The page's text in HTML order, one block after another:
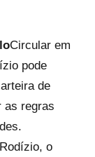
Circular em
pode
de
as regras
o